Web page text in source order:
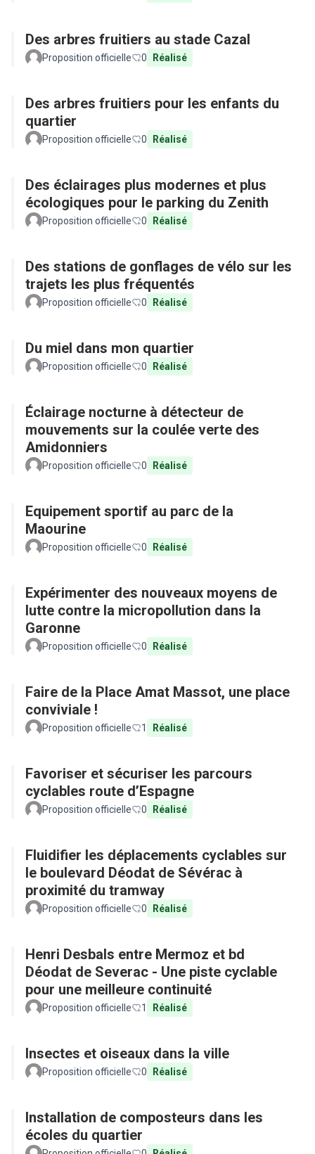
Des arbres fruitiers au stade Cazal
Proposition officielle 0 Réalisé
Des arbres fruitiers pour les enfants du
quartier
Proposition officielle 0 Réalisé
Des éclairages plus modernes et plus
écologiques pour le parking du Zenith
Proposition officielle 0 Réalisé
Des stations de gonflages de vélo sur les
trajets les plus fréquentés
Proposition officielle 0 Réalisé
Du miel dans mon quartier
Proposition officielle 0 Réalisé
Éclairage nocturne à détecteur de
mouvements sur la coulée verte des
Amidonniers
Proposition officielle 0 Réalisé
Equipement sportif au parc de la
Maourine
Proposition officielle 0 Réalisé
Expérimenter des nouveaux moyens de
lutte contre la micropollution dans la
Garonne
Proposition officielle 0 Réalisé
Faire de la Place Amat Massot, une place
conviviale !
Proposition officielle 1 Réalisé
Favoriser et sécuriser les parcours
cyclables route d’Espagne
Proposition officielle 0 Réalisé
Fluidifier les déplacements cyclables sur
le boulevard Déodat de Sévérac à
proximité du tramway
Proposition officielle 0 Réalisé
Henri Desbals entre Mermoz et bd
Déodat de Severac - Une piste cyclable
pour une meilleure continuité
Proposition officielle 1 Réalisé
Insectes et oiseaux dans la ville
Proposition officielle 0 Réalisé
Installation de composteurs dans les
écoles du quartier